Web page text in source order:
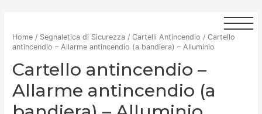
Home / Segnaletica di Sicurezza /Cartelli Antincendio / Cartello
antincendio – Allarme antincendio (a bandiera) – Alluminio
Cartello antincendio –
Allarme antincendio (a